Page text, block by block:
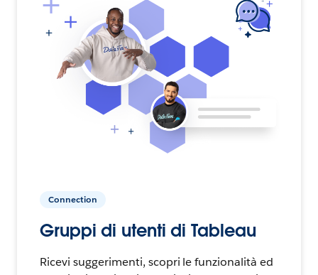
Connection
Gruppi di utenti di Tableau
Ricevi suggerimenti, scopri le funzionalità ed